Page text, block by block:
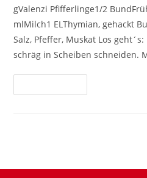
gValenzi Pfifferlinge1/2
mlMilch1 ELThymian, gehackt
Salz, Pfeffer, Muskat Los
schräg in Scheiben schneiden.